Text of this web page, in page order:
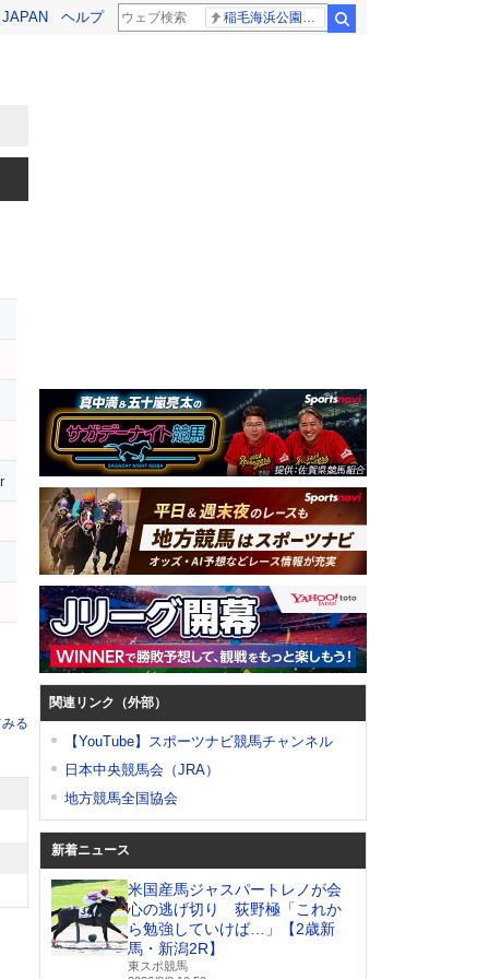
ヘルプ
る
関連リンク（外部）
【YouTube】スポーツナビ競馬チャンネル
日本中央競馬会（JRA）
地方競馬全国協会
新着ニュース
米国産馬ジャスパートレノが会
心の逃げ切り 荻野極「これか
ら勉強していけば…」【2歳新
馬・新潟2R】
東スポ競馬